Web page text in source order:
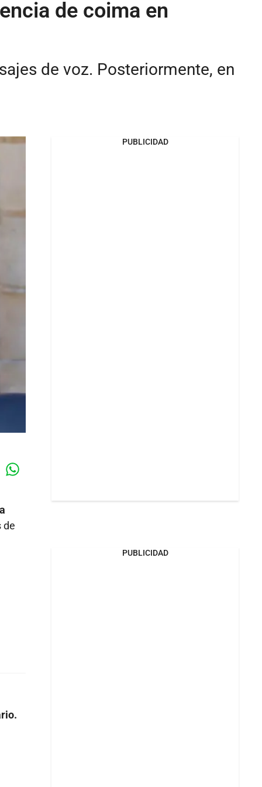
de coima en
de voz. Posteriormente, en
de
PUBLICIDAD
PUBLICIDAD